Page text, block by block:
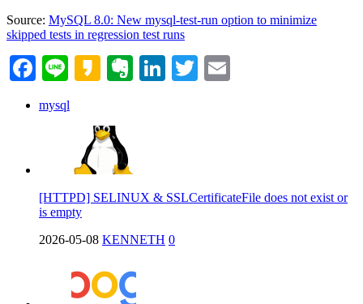
Source: MySQL 8.0: New mysql-test-run option to minimize
skipped tests in regression test runs
Facebook
LineKakaoEvernote
LinkedIn
Twitter
mysql
[HTTPD] SELINUX & SSLCertificateFile does not exist or
is empty
2026-05-08 KENNETH 0